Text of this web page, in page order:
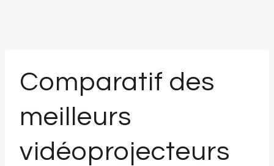
Comparatif des
meilleurs
vidéoprojecteurs